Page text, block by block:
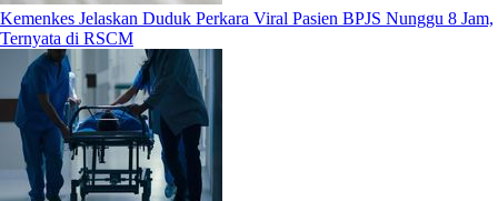
Kemenkes Jelaskan Duduk Perkara Viral Pasien BPJS Nunggu 8 Jam,
Ternyata di RSCM